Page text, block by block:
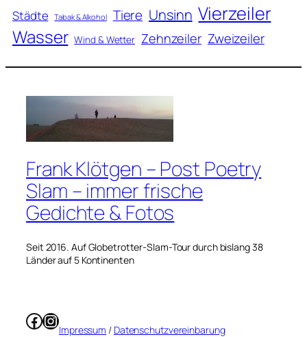
Städte Tabak & Alkohol Tiere Unsinn Vierzeiler
Wasser Wind & Wetter Zehnzeiler Zweizeiler
Frank Klötgen – Post Poetry
Slam – immer frische
Gedichte & Fotos
Seit 2016. Auf Globetrotter-Slam-Tour durch bislang 38
Länder auf 5 Kontinenten
Facebook
Instagram
Impressum / Datenschutzvereinbarung